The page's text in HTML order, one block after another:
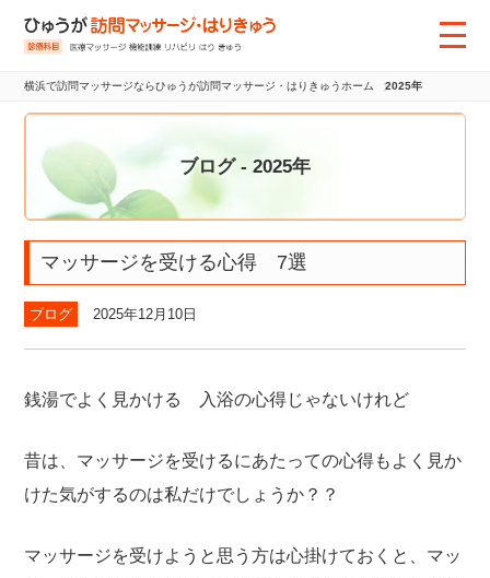
横浜で訪問マッサージならひゅうが訪問マッサージ・はりきゅうホーム 2025年
ブログ - 2025年
マッサージを受ける心得 7選
ブログ 2025年12月10日
銭湯でよく見かける 入浴の心得じゃないけれど
昔は、マッサージを受けるにあたっての心得もよく見か
けた気がするのは私だけでしょうか？？
マッサージを受けようと思う方は心掛けておくと、マッ